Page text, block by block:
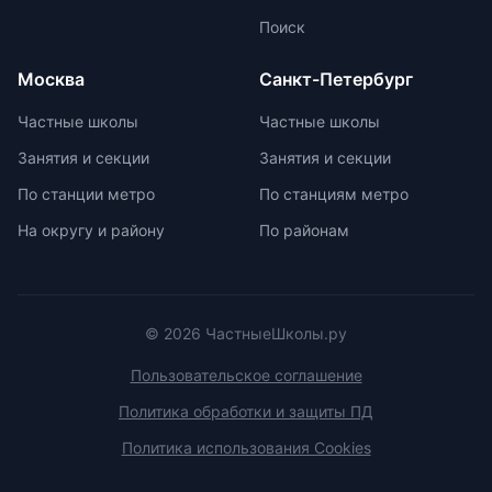
Поиск
Москва
Частные школы
Занятия и секции
По станции метро
На округу и району
Санкт-Петербург
Частные школы
Занятия и секции
По станциям метро
По районам
© 2026 ЧастныеШколы.ру
Пользовательское соглашение
Политика обработки и защиты ПД
Политика использования Cookies